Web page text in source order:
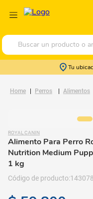
Buscar un producto o
Tu
Perros Alimentos
ROYAL CANIN
Alimento Para Perro
Nutrition Medium
1 kg
143078